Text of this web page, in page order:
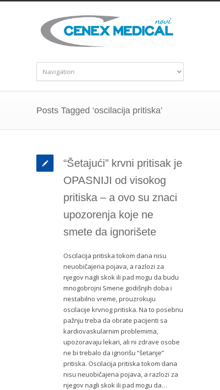
Posts Tagged ‘oscilacija pritiska’
“Šetajući” krvni pritisak je
OPASNIJI od visokog
pritiska – a ovo su znaci
upozorenja koje ne
smete da ignorišete
Oscilacija pritiska tokom dana nisu
neuobičajena pojava, a razlozi za
njegov nagli skok ili pad mogu da budu
mnogobrojni Smene godišnjih doba i
nestabilno vreme, prouzrokuju
oscilacije krvnog pritiska. Na to posebnu
pažnju treba da obrate pacijenti sa
kardiovaskularnim problemima,
upozoravaju lekari, ali ni zdrave osobe
ne bi trebalo da ignorišu “šetanje”
pritiska. Oscilacija pritiska tokom dana
nisu neuobičajena pojava, a razlozi za
njegov nagli skok ili pad mogu da…